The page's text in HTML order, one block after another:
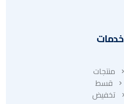
خدمات
منتجات
قسط
تخفيض